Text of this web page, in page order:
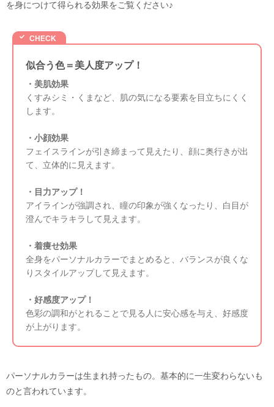
を身につけて得られる効果をご覧ください♪
似合う色＝美人度アップ！
・美肌効果
くすみシミ・くまなど、肌の気になる要素を目立ちにくく
します。
・小顔効果
フェイスラインが引き締まって見えたり、顔に奥行きが出
て、立体的に見えます。
・目力アップ！
アイラインが強調され、瞳の印象が強くなったり、白目が
澄んでキラキラして見えます。
・着痩せ効果
全身をパーソナルカラーでまとめると、バランスが良くな
りスタイルアップして見えます。
・好感度アップ！
色彩の調和がとれることで見る人に安心感を与え、好感度
が上がります。
パーソナルカラーは生まれ持ったもの。基本的に一生変わらないも
のと言われています。